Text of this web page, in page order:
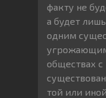
факту не
а будет
одним
обществах
той или